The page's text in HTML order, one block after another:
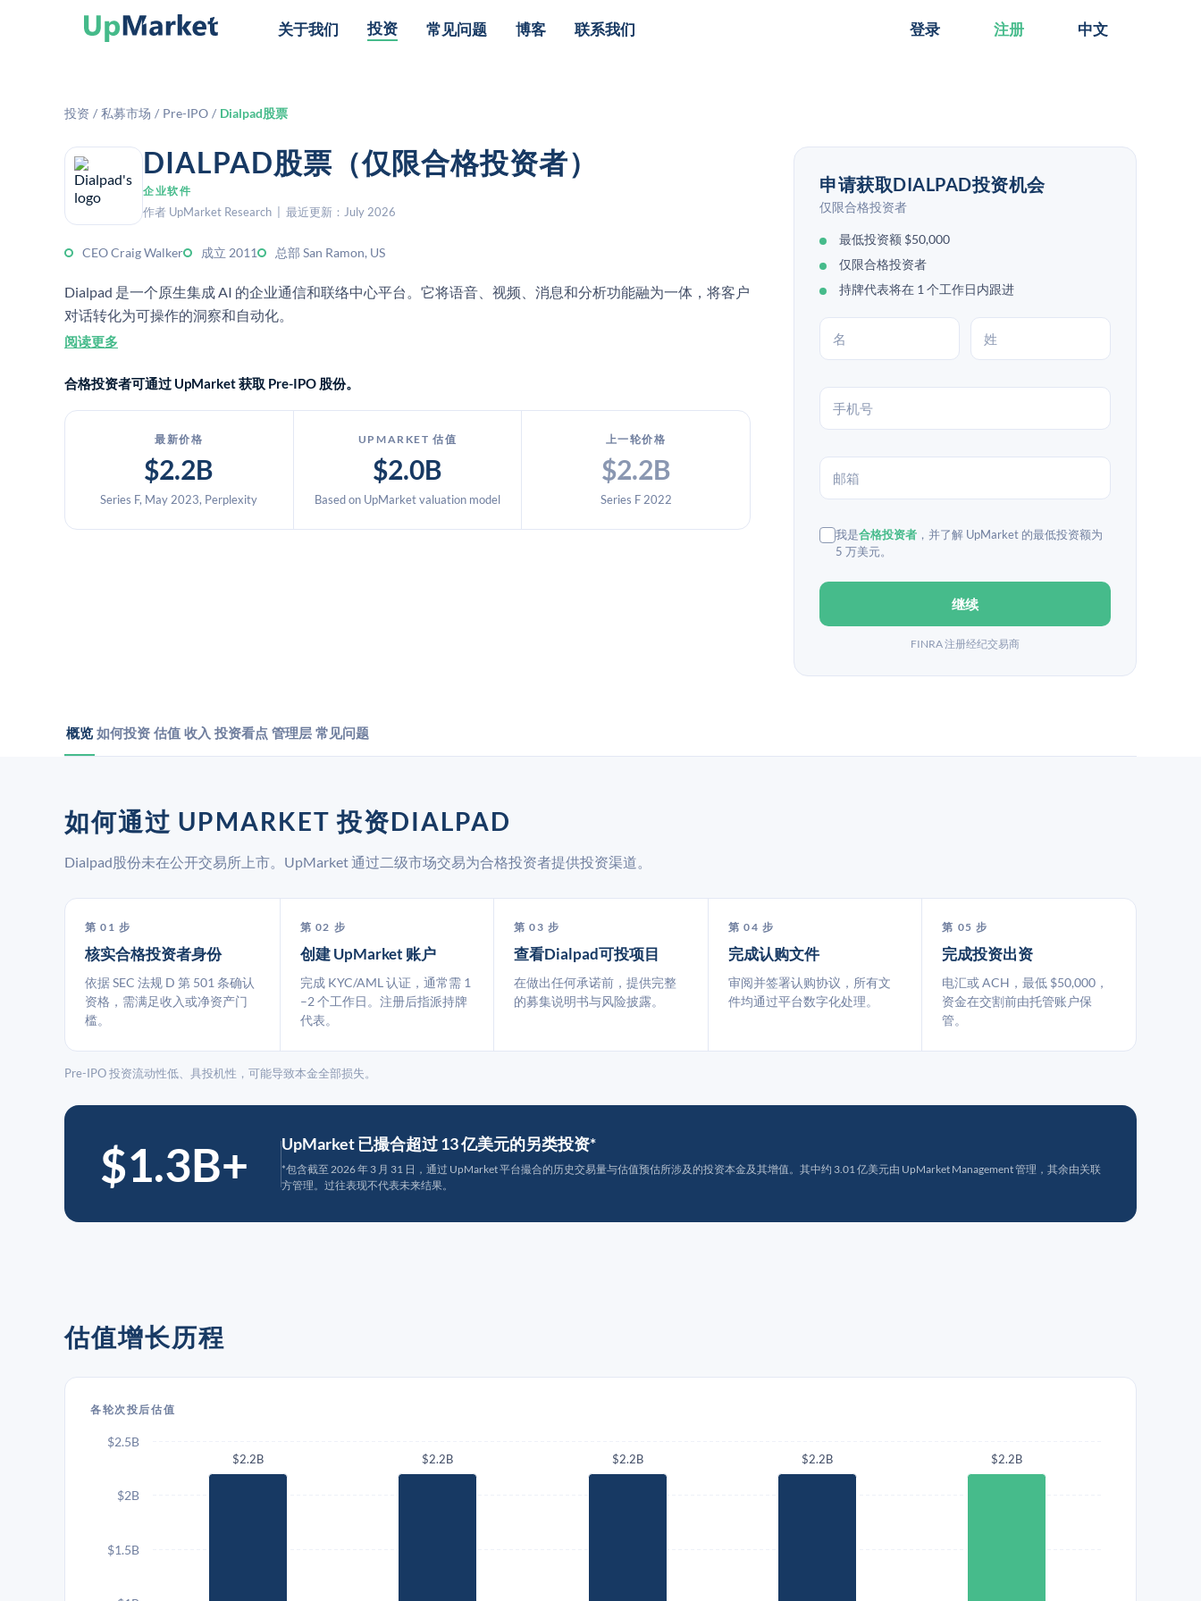
关于我们 投资 常见问题 博客 联系我们 登录 注册 中文
投资 / 私募市场 / Pre-IPO / Dialpad股票
DIALPAD股票（仅限合格投资者）
企业软件
作者 UpMarket Research | 最近更新：July 2026
CEO Craig Walker 成立 2011 总部 San Ramon, US
Dialpad 是一个原生集成 AI 的企业通信和联络中心平台。它将语音、视频、消息和分析功能融为一体，将客户
对话转化为可操作的洞察和自动化。
阅读更多
合格投资者可通过 UpMarket 获取 Pre-IPO 股份。
最新价格
$2.2B
Series F, May 2023, Perplexity
UPMARKET 估值
$2.0B
Based on UpMarket valuation model
上一轮价格
$2.2B
Series F 2022
申请获取DIALPAD投资机会
仅限合格投资者
最低投资额 $50,000
仅限合格投资者
持牌代表将在 1 个工作日内跟进
我是合格投资者 ，并了解 UpMarket 的最低投资额为
5 万美元。
继续
FINRA 注册经纪交易商
概览 如何投资 估值 收入 投资看点 管理层 常见问题
如何通过 UPMARKET 投资DIALPAD
Dialpad股份未在公开交易所上市。UpMarket 通过二级市场交易为合格投资者提供投资渠道。
第 01 步
核实合格投资者身份
依据 SEC 法规 D 第 501 条确认
资格，需满足收入或净资产门
槛。
第 02 步
创建 UpMarket 账户
完成 KYC/AML 认证，通常需 1
–2 个工作日。注册后指派持牌
代表。
第 03 步
查看Dialpad可投项目
在做出任何承诺前，提供完整
的募集说明书与风险披露。
第 04 步
完成认购文件
审阅并签署认购协议，所有文
件均通过平台数字化处理。
第 05 步
完成投资出资
电汇或 ACH，最低 $50,000，
资金在交割前由托管账户保
管。
Pre-IPO 投资流动性低、具投机性，可能导致本金全部损失。
$1.3B+ UpMarket 已撮合超过 13 亿美元的另类投资*
*包含截至 2026 年 3 月 31 日，通过 UpMarket 平台撮合的历史交易量与估值预估所涉及的投资本金及其增值。其中约 3.01 亿美元由 UpMarket Management 管理，其余由关联
方管理。过往表现不代表未来结果。
估值增长历程
各轮次投后估值
$2.2B $2.2B $2.2B $2.2B $2.2B
$1.5B
$2B
$2.5B